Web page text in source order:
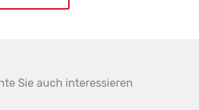
Sie auch interessieren